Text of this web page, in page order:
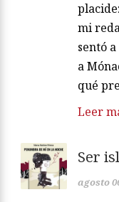
mi
sentó
a
qué
Leer
Ser
agosto